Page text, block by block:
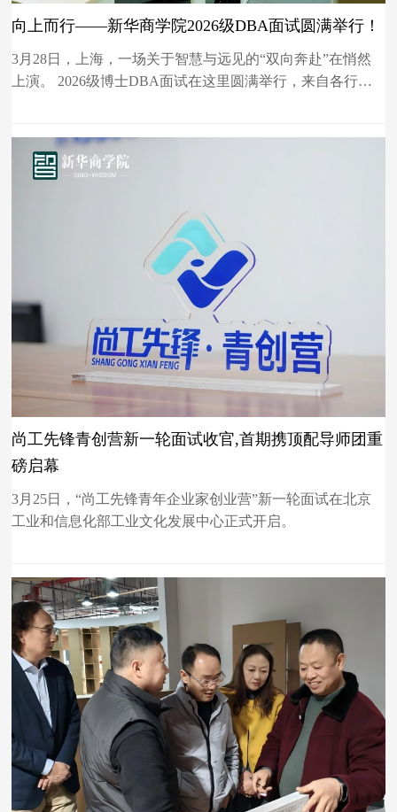
向上而行——新华商学院2026级DBA面试圆满举行！
3月28日，上海，一场关于智慧与远见的“双向奔赴”在悄然
上演。 2026级博士DBA面试在这里圆满举行，来自各行业
尚工先锋青创营新一轮面试收官,首期携顶配导师团重
磅启幕
3月25日，“尚工先锋青年企业家创业营”新一轮面试在北京
工业和信息化部工业文化发展中心正式开启。